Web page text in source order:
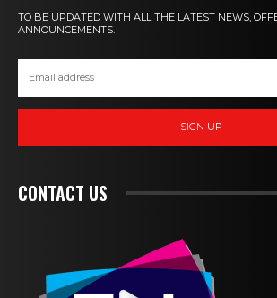
TO BE UPDATED WITH ALL THE LATEST NEWS,
ANNOUNCEMENTS.
SIGN UP
CONTACT US